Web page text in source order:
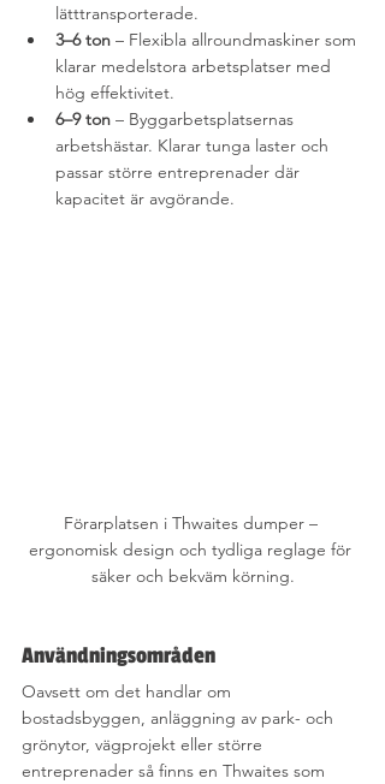
lätttransporterade.
3–6 ton – Flexibla allroundmaskiner som
klarar medelstora arbetsplatser med
hög effektivitet.
6–9 ton – Byggarbetsplatsernas
arbetshästar. Klarar tunga laster och
passar större entreprenader där
kapacitet är avgörande.
Förarplatsen i Thwaites dumper –
ergonomisk design och tydliga reglage för
säker och bekväm körning.
Användningsområden
Oavsett om det handlar om
bostadsbyggen, anläggning av park- och
grönytor, vägprojekt eller större
entreprenader så finns en Thwaites som